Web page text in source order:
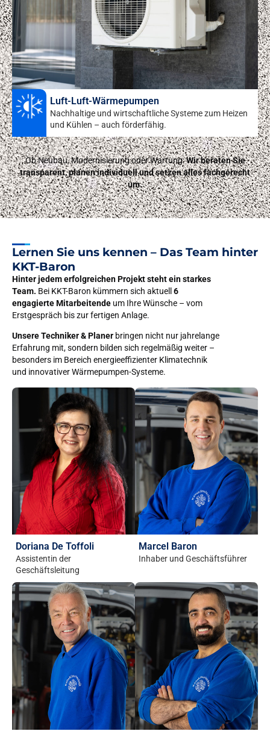
Luft-Luft-Wärmepumpen
Nachhaltige und wirtschaftliche Systeme zum Heizen
und Kühlen – auch förderfähig.
Ob Neubau, Modernisierung oder Wartung:Wir beraten Sie
transparent, planen individuell und setzen alles fachgerecht
um.
Lernen Sie uns kennen – Das Team hinter
KKT-Baron
Hinter jedem erfolgreichen Projekt steht ein starkes
Team. Bei KKT-Baron kümmern sich aktuell 6
engagierte Mitarbeitende um Ihre Wünsche – vom
Erstgespräch bis zur fertigen Anlage.
Unsere Techniker & Planer bringen nicht nur jahrelange
Erfahrung mit, sondern bilden sich regelmäßig weiter –
besonders im Bereich energieeffizienter Klimatechnik
und innovativer Wärmepumpen-Systeme.
Doriana De Toffoli
Assistentin der
Geschäftsleitung
Marcel Baron
Inhaber und Geschäftsführer